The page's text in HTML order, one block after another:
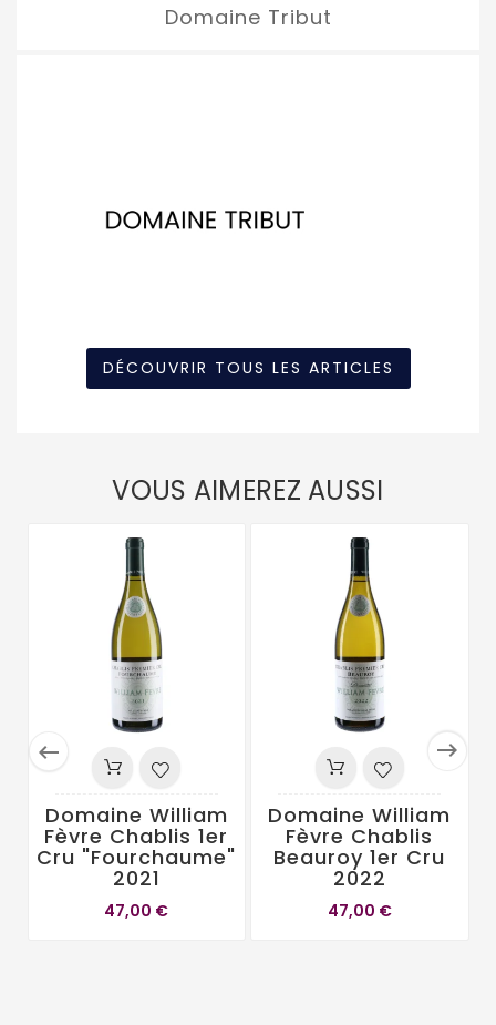
Domaine Tribut
DÉCOUVRIR TOUS LES ARTICLES
VOUS AIMEREZ AUSSI
 
Domaine William
Fèvre Chablis 1er
Cru "Fourchaume"
2021
47,00 €
Domaine William
Fèvre Chablis
Beauroy 1er Cru
2022
47,00 €